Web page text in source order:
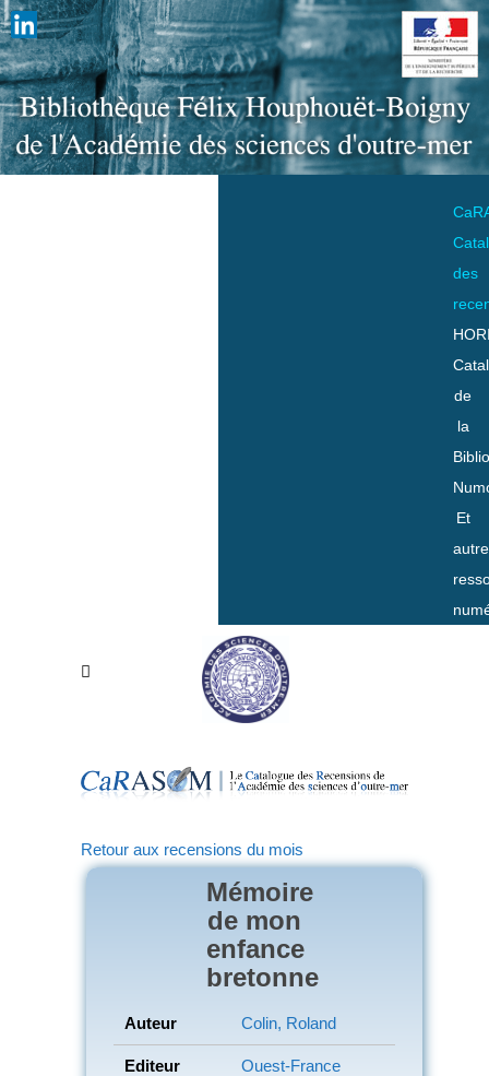
des
de
la
Et
Retour aux recensions du mois
Mémoire
de mon
enfance
bretonne
Auteur Colin, Roland
Editeur Ouest-France